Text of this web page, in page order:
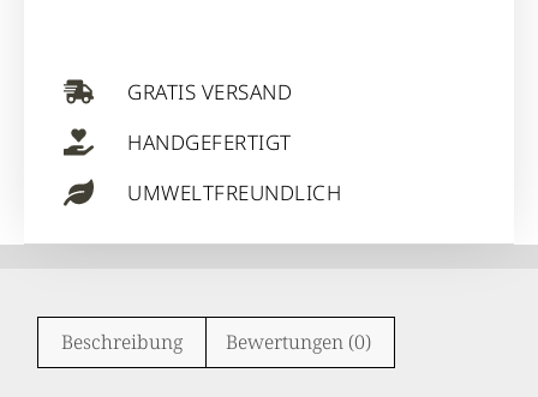
GRATIS VERSAND
HANDGEFERTIGT
UMWELTFREUNDLICH
Beschreibung Bewertungen (0)